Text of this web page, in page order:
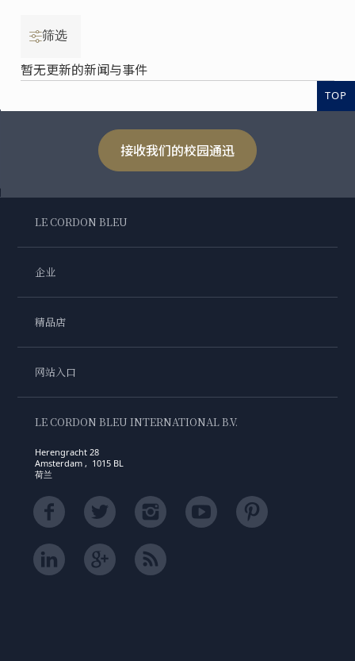
筛选
暂无更新的新闻与事件
TOP
接收我们的校园通迅
LE CORDON BLEU
企业
精品店
网站入口
LE CORDON BLEU INTERNATIONAL B.V.
Herengracht 28
Amsterdam , 1015 BL
荷兰